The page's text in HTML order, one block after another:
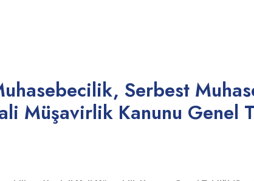
Serbest
Müşavirlik Kanunu Genel